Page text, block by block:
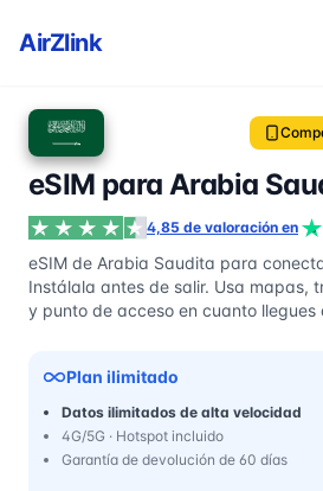
AirZlink
eSIM para Arabia
4,85 de valoración en
eSIM de Arabia Saudita para
Instálala antes de salir. Usa mapas,
y punto de acceso en cuanto
Plan ilimitado
Datos ilimitados de alta velocidad
4G/5G · Hotspot incluido
Garantía de devolución de 60 días